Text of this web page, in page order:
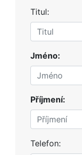
Titul:
Jméno:
Příjmení:
Telefon: